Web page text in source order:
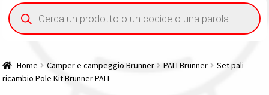
Acquisto iva 4% (agevolata)
Contatti
Ricerca
prodotti
Home Camper e campeggio Brunner PALI Brunner
Set pali
ricambio Pole Kit Brunner PALI